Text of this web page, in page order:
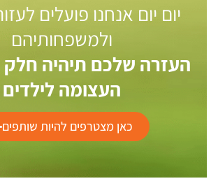
יום יום אנחנו פועלים
ולמשפחותיהם
העזרה שלכם תיהיה
העצומה לילדים
כאן מצטרפים להיות שותפים